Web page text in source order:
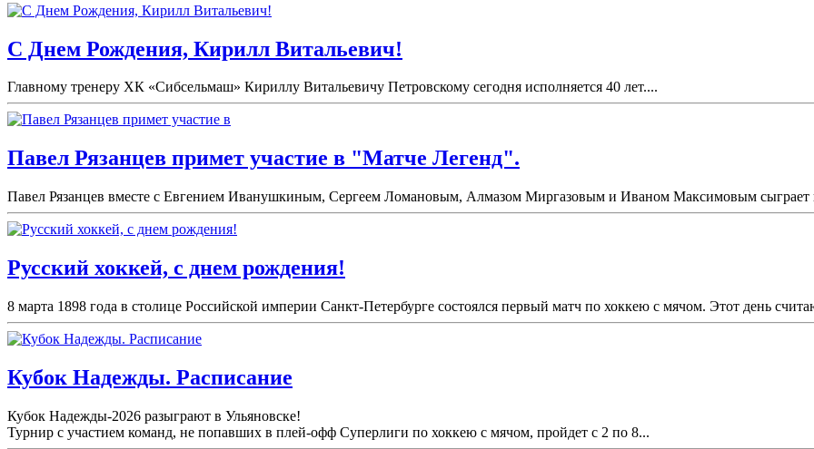
С Днем Рождения, Кирилл Витальевич!
Главному тренеру ХК «Сибсельмаш» Кириллу Витальевичу Петровскому сегодня исполняется 40 лет....
Павел Рязанцев примет участие в "Матче Легенд".
Павел Рязанцев вместе с Евгением Иванушкиным, Сергеем Ломановым, Алмазом Миргазовым и Иваном Максимовым сыграет
Русский хоккей, с днем рождения!
8 марта 1898 года в столице Российской империи Санкт-Петербурге состоялся первый матч по хоккею с мячом. Этот день
Кубок Надежды. Расписание
Кубок Надежды-2026 разыграют в Ульяновске!
Турнир с участием команд, не попавших в плей-офф Суперлиги по хоккею с мячом, пройдет с 2 по 8...